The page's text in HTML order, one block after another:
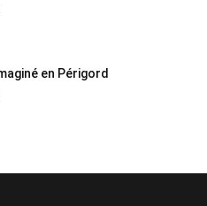
en Périgord